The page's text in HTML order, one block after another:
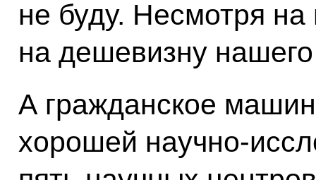
не буду. Несмотря на
на дешевизну
А гражданское
хорошей научно-